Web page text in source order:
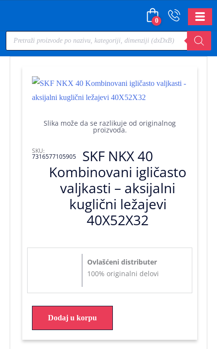
0
Slika može da se razlikuje od originalnog
proizvoda.
SKF NKX 40
Kombinovani igličasto
valjkasti – aksijalni
kuglični ležajevi
40X52X32
SKU:
7316577105905
Ovlašćeni distributer
100% originalni delovi
Dodaj u korpu